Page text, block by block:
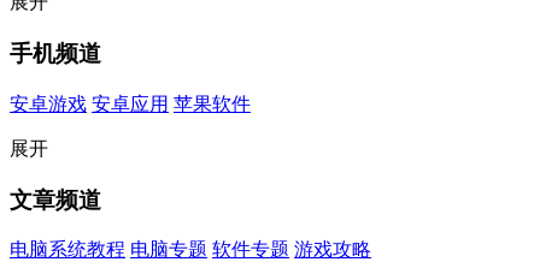
手机频道
安卓游戏 安卓应用 苹果软件
展开
文章频道
电脑系统教程 电脑专题 软件专题 游戏攻略